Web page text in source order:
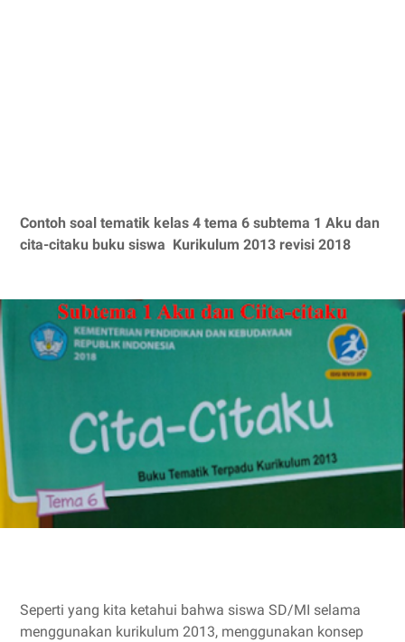
Contoh soal tematik kelas 4 tema 6 subtema 1 Aku dan
cita-citaku buku siswa Kurikulum 2013 revisi 2018
Seperti yang kita ketahui bahwa siswa SD/MI selama
menggunakan kurikulum 2013, menggunakan konsep